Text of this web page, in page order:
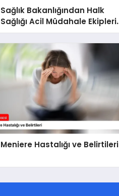
Sağlık Bakanlığından Halk
Sağlığı Acil Müdahale Ekipleri
İçin Talimat
Meniere Hastalığı ve Belirtileri